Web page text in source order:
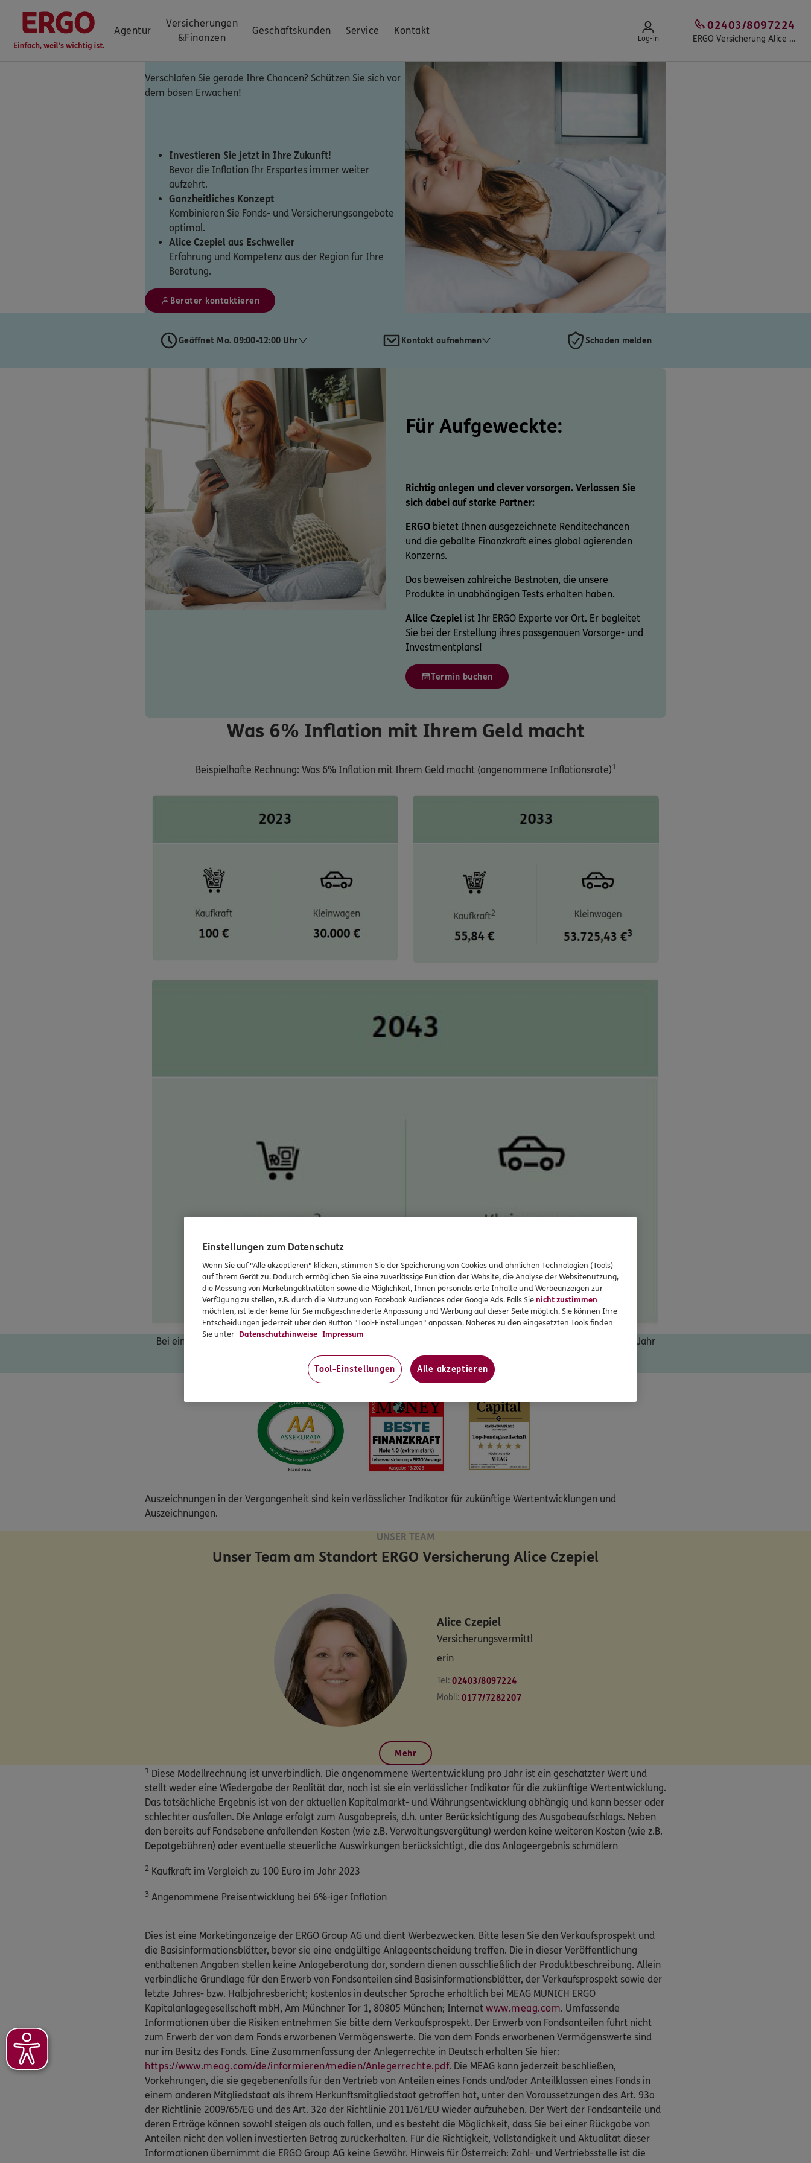
Agentur
Versicherungen
&Finanzen
Geschäftskunden Service Kontakt
Log-in ERGO Versicherung Alice Czepiel
02403/8097224
Verschlafen Sie gerade Ihre Chancen? Schützen Sie sich vor
dem bösen Erwachen!
Investieren Sie jetzt in Ihre Zukunft!
Bevor die Inflation Ihr Erspartes immer weiter
aufzehrt.
Ganzheitliches Konzept
Kombinieren Sie Fonds- und Versicherungsangebote
optimal.
Alice Czepiel aus Eschweiler
Erfahrung und Kompetenz aus der Region für Ihre
Beratung.
Berater kontaktieren
Geöffnet Mo. 09:00-12:00 Uhr Kontakt aufnehmen Schaden melden
Für Aufgeweckte:
Richtig anlegen und clever vorsorgen. Verlassen Sie
sich dabei auf starke Partner:
ERGO bietet Ihnen ausgezeichnete Renditechancen
und die geballte Finanzkraft eines global agierenden
Konzerns.
Das beweisen zahlreiche Bestnoten, die unsere
Produkte in unabhängigen Tests erhalten haben.
Alice Czepiel ist Ihr ERGO Experte vor Ort. Er begleitet
Sie bei der Erstellung ihres passgenauen Vorsorge- und
Investmentplans!
Termin buchen
Was 6% Inflation mit Ihrem Geld macht
Beispielhafte Rechnung: Was 6% Inflation mit Ihrem Geld macht (angenommene Inflationsrate)1
Bei einer angenommenen Inflationsrate von 6% p.a. entwickelt sich der Kaufpreis eines Autos von 30.000 € im Jahr
2023 zu 96.214 € in 2043. Das entspricht eine Kaufkraftverlust von insgesamt 66.214 €.
Auszeichnungen in der Vergangenheit sind kein verlässlicher Indikator für zukünftige Wertentwicklungen und
Auszeichnungen.
UNSER TEAM
Unser Team am Standort ERGO Versicherung Alice Czepiel
Alice Czepiel
Versicherungsvermittl
erin
Tel: 02403/8097224
Mobil: 0177/7282207
Mehr
1 Diese Modellrechnung ist unverbindlich. Die angenommene Wertentwicklung pro Jahr ist ein geschätzter Wert und
stellt weder eine Wiedergabe der Realität dar, noch ist sie ein verlässlicher Indikator für die zukünftige Wertentwicklung.
Das tatsächliche Ergebnis ist von der aktuellen Kapitalmarkt- und Währungsentwicklung abhängig und kann besser oder
schlechter ausfallen. Die Anlage erfolgt zum Ausgabepreis, d.h. unter Berücksichtigung des Ausgabeaufschlags. Neben
den bereits auf Fondsebene anfallenden Kosten (wie z.B. Verwaltungsvergütung) werden keine weiteren Kosten (wie z.B.
Depotgebühren) oder eventuelle steuerliche Auswirkungen berücksichtigt, die das Anlageergebnis schmälern
2 Kaufkraft im Vergleich zu 100 Euro im Jahr 2023
3 Angenommene Preisentwicklung bei 6%-iger Inflation
Dies ist eine Marketinganzeige der ERGO Group AG und dient Werbezwecken. Bitte lesen Sie den Verkaufsprospekt und
die Basisinformationsblätter, bevor sie eine endgültige Anlageentscheidung treffen. Die in dieser Veröffentlichung
enthaltenen Angaben stellen keine Anlageberatung dar, sondern dienen ausschließlich der Produktbeschreibung. Allein
verbindliche Grundlage für den Erwerb von Fondsanteilen sind Basisinformationsblätter, der Verkaufsprospekt sowie der
letzte Jahres- bzw. Halbjahresbericht; kostenlos in deutscher Sprache erhältlich bei MEAG MUNICH ERGO
Kapitalanlagegesellschaft mbH, Am Münchner Tor 1, 80805 München; Internet www.meag.com. Umfassende
Informationen über die Risiken entnehmen Sie bitte dem Verkaufsprospekt. Der Erwerb von Fondsanteilen führt nicht
zum Erwerb der von dem Fonds erworbenen Vermögenswerte. Die von dem Fonds erworbenen Vermögenswerte sind
nur im Besitz des Fonds. Eine Zusammenfassung der Anlegerrechte in Deutsch erhalten Sie hier:
https://www.meag.com/de/informieren/medien/Anlegerrechte.pdf. Die MEAG kann jederzeit beschließen,
Vorkehrungen, die sie gegebenenfalls für den Vertrieb von Anteilen eines Fonds und/oder Anteilklassen eines Fonds in
einem anderen Mitgliedstaat als ihrem Herkunftsmitgliedstaat getroffen hat, unter den Voraussetzungen des Art. 93a
der Richtlinie 2009/65/EG und des Art. 32a der Richtlinie 2011/61/EU wieder aufzuheben. Der Wert der Fondsanteile und
deren Erträge können sowohl steigen als auch fallen, und es besteht die Möglichkeit, dass Sie bei einer Rückgabe von
Anteilen nicht den vollen investierten Betrag zurückerhalten. Für die Richtigkeit, Vollständigkeit und Aktualität dieser
Informationen übernimmt die ERGO Group AG keine Gewähr. Hinweis für Österreich: Zahl- und Vertriebsstelle ist die
Einstellungen zum Datenschutz
Wenn Sie auf "Alle akzeptieren" klicken, stimmen Sie der Speicherung von Cookies und ähnlichen Technologien (Tools)
auf Ihrem Gerät zu. Dadurch ermöglichen Sie eine zuverlässige Funktion der Website, die Analyse der Websitenutzung,
die Messung von Marketingaktivitäten sowie die Möglichkeit, Ihnen personalisierte Inhalte und Werbeanzeigen zur
Verfügung zu stellen, z.B. durch die Nutzung von Facebook Audiences oder Google Ads. Falls Sienicht zustimmen
möchten, ist leider keine für Sie maßgeschneiderte Anpassung und Werbung auf dieser Seite möglich. Sie können Ihre
Entscheidungen jederzeit über den Button "Tool-Einstellungen" anpassen. Näheres zu den eingesetzten Tools finden
Sie unter Datenschutzhinweise Impressum
Tool-Einstellungen Alle akzeptieren